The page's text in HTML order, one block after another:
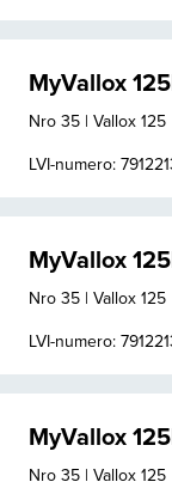
MyVallox
Nro 35 | Vallox 125
LVI-numero:
MyVallox
Nro 35 | Vallox 125
LVI-numero:
MyVallox
Nro 35 | Vallox 125